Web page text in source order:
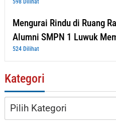
598 Dilihat
Mengurai Rindu di Ruang
Alumni SMPN 1 Luwuk
524 Dilihat
Kategori
Kategori